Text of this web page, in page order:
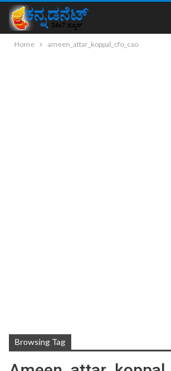
Home ameen_attar_koppal_cfo_cao
Browsing Tag